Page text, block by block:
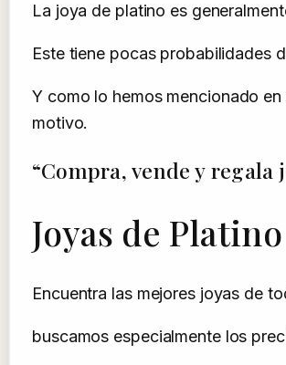
La joya de platino es
Este tiene pocas probabilidades
Y como lo hemos mencionado
motivo.
“Compra, vende y regala
Joyas de
Encuentra las mejores joyas de
buscamos especialmente los